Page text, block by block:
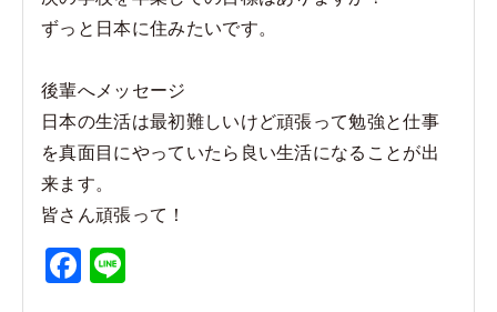
ずっと日本に住みたいです。
後輩へメッセージ
日本の生活は最初難しいけど頑張って勉強と仕事
を真面目にやっていたら良い生活になることが出
来ます。
皆さん頑張って！
F